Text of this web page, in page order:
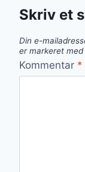
Skriv et
Din e-
er markeret med
Kommentar *